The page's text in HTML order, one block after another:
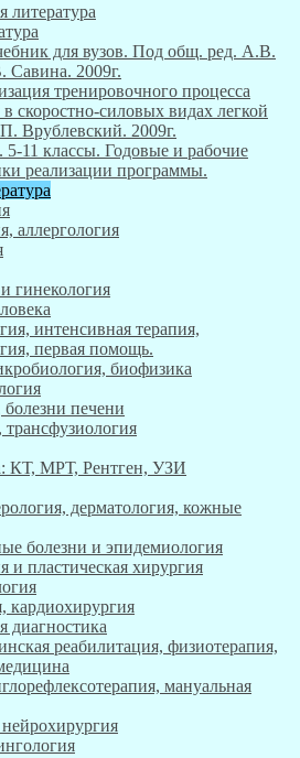
литература
для вузов. Под общ. ред. А.В.
Савина. 2009г.
тренировочного процесса
скоростно-силовых видах легкой
Врублевский. 2009г.
5-11 классы. Годовые и рабочие
реализации программы.
аллергология
гинекология
интенсивная терапия,
первая помощь.
биофизика
болезни печени
трансфузиология
КТ, МРТ, Рентген, УЗИ
дерматология, кожные
болезни и эпидемиология
и пластическая хирургия
кардиохирургия
диагностика
реабилитация, физиотерапия,
мануальная